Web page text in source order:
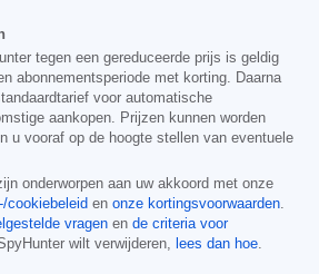
tegen een gereduceerde prijs is geldig
abonnementsperiode met korting. Daarna
voor automatische
aankopen. Prijzen kunnen worden
u vooraf op de hoogte stellen van eventuele
onderworpen aan uw akkoord met onze
cookiebeleid en onze kortingsvoorwaarden
vragen en de criteria voor
wilt verwijderen, lees dan hoe